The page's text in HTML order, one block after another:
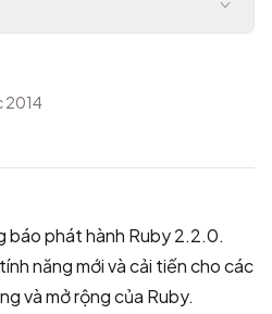
2014
báo phát hành Ruby 2.2.0.
năng mới và cải tiến cho các
và mở rộng của Ruby.